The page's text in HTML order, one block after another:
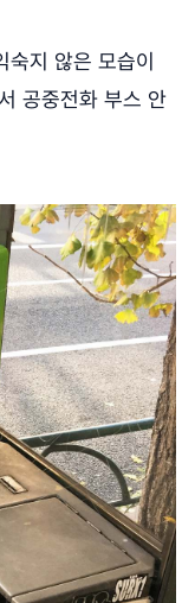
숙지 않은 모습이
공중전화 부스 안